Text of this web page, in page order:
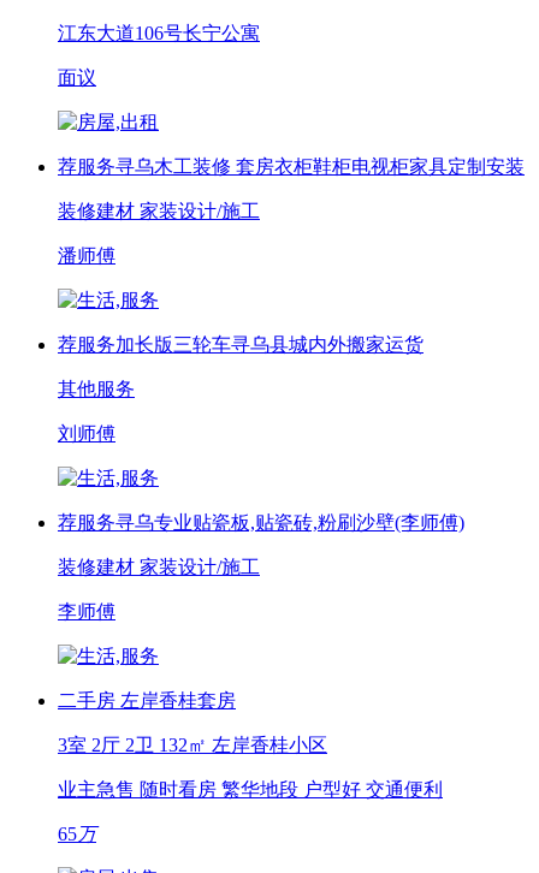
江东大道106号长宁公寓
面议
荐服务寻乌木工装修 套房衣柜鞋柜电视柜家具定制安装
装修建材 家装设计/施工
潘师傅
荐服务加长版三轮车寻乌县城内外搬家运货
其他服务
刘师傅
荐服务寻乌专业贴瓷板,贴瓷砖,粉刷沙壁(李师傅)
装修建材 家装设计/施工
李师傅
二手房 左岸香桂套房
3室 2厅 2卫 132㎡ 左岸香桂小区
业主急售 随时看房 繁华地段 户型好 交通便利
65万